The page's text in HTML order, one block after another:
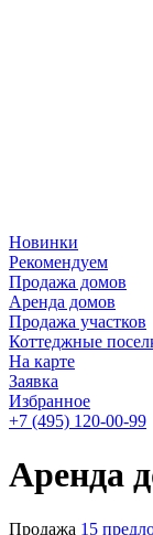
Новинки
Рекомендуем
Продажа домов
Аренда домов
Продажа участков
Коттеджные
На карте
Заявка
Избранное
+7 (495) 120-00-99
Аренда
Продажа 15